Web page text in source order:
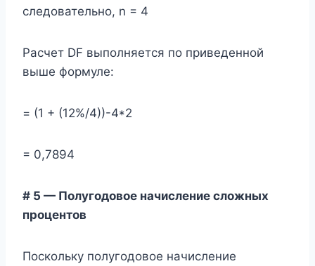
следовательно, n = 4
Расчет DF выполняется по приведенной
выше формуле:
= (1 + (12%/4))-4*2
= 0,7894
# 5 — Полугодовое начисление сложных
процентов
Поскольку полугодовое начисление